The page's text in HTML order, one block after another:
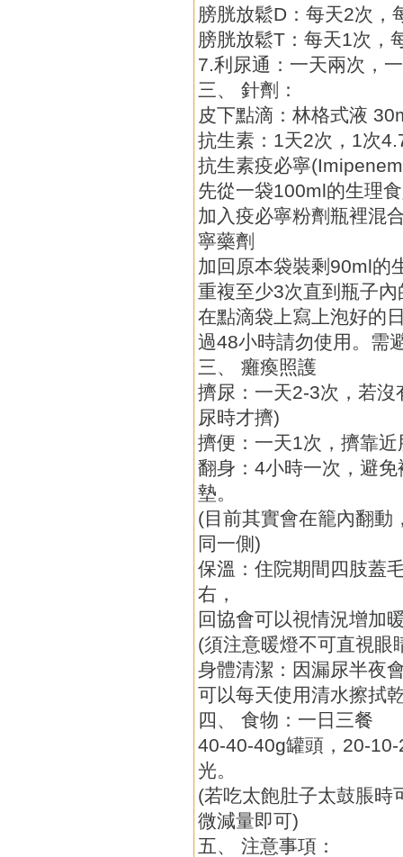
膀胱放鬆D：每天2次，
膀胱放鬆T：每天1次，
7.利尿通：一天兩次，
三、 針劑：
皮下點滴：林格式液
抗生素：1天2次，1次
抗生素疫必寧
先從一袋100ml的生理
加入疫必寧粉劑瓶裡混
寧藥劑
加回原本袋裝剩90ml的
重複至少3次直到瓶子
在點滴袋上寫上泡好的
過48小時請勿使用。需
三、 癱瘓照護
擠尿：一天2-3次，若
尿時才擠)
擠便：一天1次，擠靠
翻身：4小時一次，避
墊。
(目前其實會在籠內翻動
同一側)
保溫：住院期間四肢蓋
右，
回協會可以視情況增加
(須注意暖燈不可直視眼
身體清潔：因漏尿半夜
可以每天使用清水擦拭
四、 食物：一日三餐
40-40-40g罐頭，20-
光。
(若吃太飽肚子太鼓脹時
微減量即可)
五、 注意事項：